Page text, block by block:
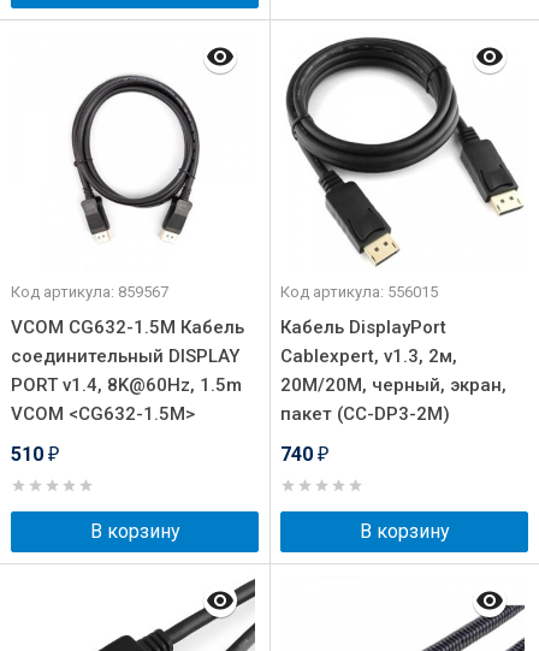
Код артикула: 859567
VCOM CG632-1.5M Кабель
соединительный DISPLAY
PORT v1.4, 8K@60Hz, 1.5m
VCOM <CG632-1.5M>
510 ₽
В корзину
Код артикула: 556015
Кабель DisplayPort
Cablexpert, v1.3, 2м,
20M/20M, черный, экран,
пакет (CC-DP3-2M)
740 ₽
В корзину